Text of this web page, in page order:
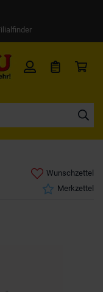
Wunschzettel
Merkzettel